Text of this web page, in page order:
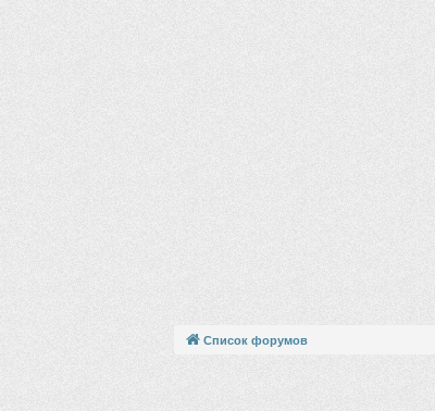
Список форумов